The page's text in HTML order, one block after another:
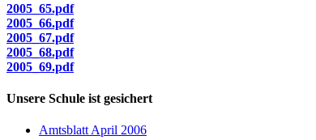
2005_65.pdf
2005_66.pdf
2005_67.pdf
2005_68.pdf
2005_69.pdf
Unsere Schule ist gesichert
Amtsblatt April 2006